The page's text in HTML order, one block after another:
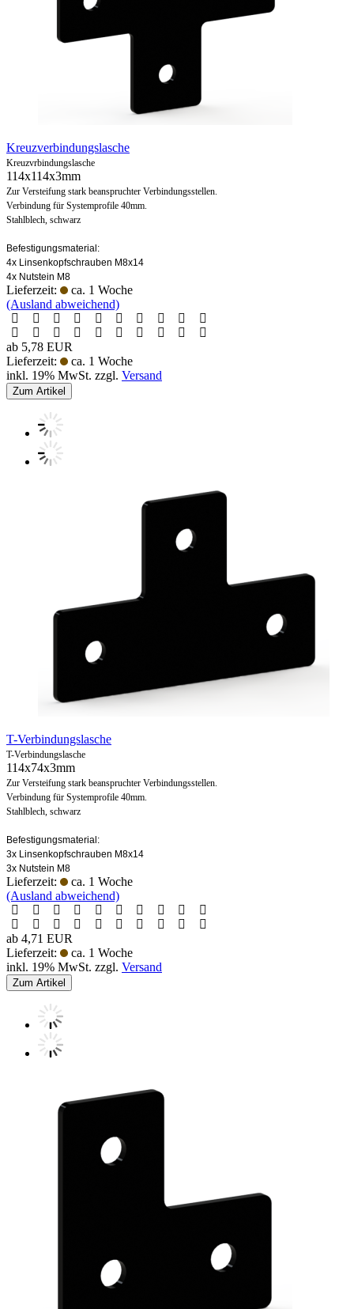
Kreuzverbindungslasche
Kreuzvrbindungslasche
114x114x3mm
Zur Versteifung stark beanspruchter Verbindungsstellen.
Verbindung für Systemprofile 40mm.
Stahlblech, schwarz
Befestigungsmaterial:
4x Linsenkopfschrauben M8x14
4x Nutstein M8
Lieferzeit:
ca. 1 Woche
(Ausland abweichend)
ab 5,78 EUR
Lieferzeit:
ca. 1 Woche
inkl. 19% MwSt. zzgl. Versand
Zum Artikel
T-Verbindungslasche
T-Verbindungslasche
114x74x3mm
Zur Versteifung stark beanspruchter Verbindungsstellen.
Verbindung für Systemprofile 40mm.
Stahlblech, schwarz
Befestigungsmaterial:
3x Linsenkopfschrauben M8x14
3x Nutstein M8
Lieferzeit:
ca. 1 Woche
(Ausland abweichend)
ab 4,71 EUR
Lieferzeit:
ca. 1 Woche
inkl. 19% MwSt. zzgl. Versand
Zum Artikel